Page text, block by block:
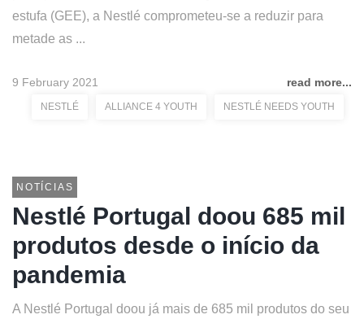
estufa (GEE), a Nestlé comprometeu-se a reduzir para
metade as ...
9 February 2021 read more...
NESTLÉ ALLIANCE 4 YOUTH NESTLÉ NEEDS YOUTH
NOTÍCIAS
Nestlé Portugal doou 685 mil
produtos desde o início da
pandemia
A Nestlé Portugal doou já mais de 685 mil produtos do seu